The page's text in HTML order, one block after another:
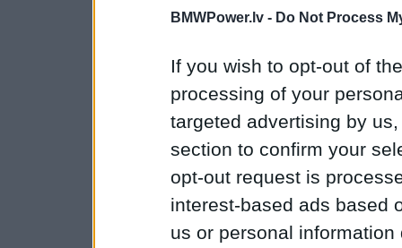
BMWPower.lv - Do Not Process
If you wish to opt-out of
processing of your
targeted advertising by
section to confirm your
opt-out request is
interest-based ads based
us or personal